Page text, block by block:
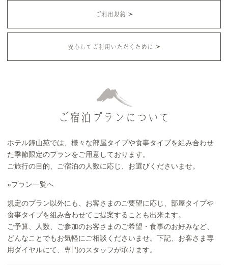
ご利用規約
安心してご利用いただくために
ご宿泊プランについて
ホテル鐘山苑では、様々な部屋タイプや食事タイプを組み合わせ
た季節限定のプランをご用意しております。
ご旅行の目的、ご宿泊の人数に応じ、お選びくださいませ。
»プラン一覧へ
規定のプラン以外にも、お客さまのご要望に応じ、部屋タイプや
食事タイプを組み合わせてご提案することも出来ます。
ご予算、人数、ご参加のお客さまのご希望・食事のお好みなど、
どんなことでもお気軽にご相談くださいませ。下記、お客さま専
用ダイヤルにて、専門のスタッフが承ります。